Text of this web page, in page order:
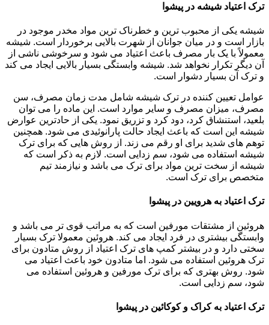
ترک اعتیاد شیشه در پیشوا
شیشه یکی از محبوب ترین و خطرناک ترین مواد مخدر موجود در
بازار است و در میان جوانان از شهرت بالایی برخوردار است. شیشه
معمولاً با یک بار مصرف باعث اعتیاد می شود و سرخوشی ناشی از
آن دیگر تکرار نخواهد شد. شیشه وابستگی بسیار بالایی ایجاد می کند
و ترک آن بسیار دشوار است.
عوامل تعیین کننده در ترک شیشه شامل مدت زمان مصرف، سن
مصرف، میزان مصرف و سایر موارد است. این ماده را می توان
بلعید، استنشاق کرد، دود کرد و تزریق نمود. یکی از حادترین عوارض
شیشه این است که باعث ایجاد حالت پارانوئیدی می شود. همچنین
توهم های شدید برای او رقم می زند. از روش هایی که برای ترک
شیشه استفاده می شود، سم زدایی است. لازم به ذکر است که
شیشه از سخت ترین مواد برای ترک می باشد و نیازمند تیم
متخصص برای ترک است.
ترک اعتیاد به هرویین در پیشوا
هروئین از مشتقات مورفین است که به مراتب قوی تر می باشد و
وابستگی بیشتری در فرد ایجاد می کند. هروئین معمولا ترک بسیار
سختی دارد و در بیشتر کمپ های ترک اعتیاد از روش متادون برای
ترک هروئین استفاده می شود. اما متادون خود باعث اعتیاد می
شود. روش بهتری که برای ترک مورفین و هروئین استفاده می
شود، سم زدایی است.
ترک اعتیاد به کراک و کوکائین در پیشوا